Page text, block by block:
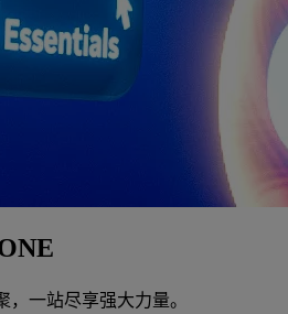
，一站尽享强大力量。